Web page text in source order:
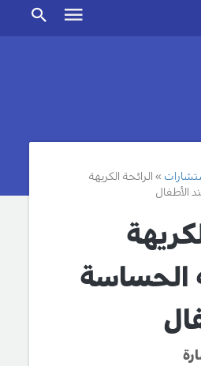
الرائحة الكريهة
الأطفال
الحساسة